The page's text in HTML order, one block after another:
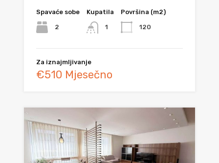
Spavaće sobe
2
Kupatila
1
Površina (m2)
120
Za iznajmljivanje
€510 Mjesečno